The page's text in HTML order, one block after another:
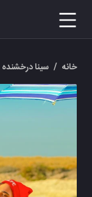
خانه / سینا درخشنده